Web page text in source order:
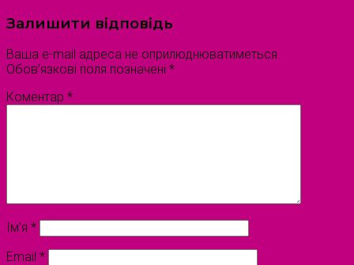
Залишити відповідь
Ваша e-mail адреса не оприлюднюватиметься.
Обов’язкові поля позначені *
Коментар *
Ім'я *
Email *